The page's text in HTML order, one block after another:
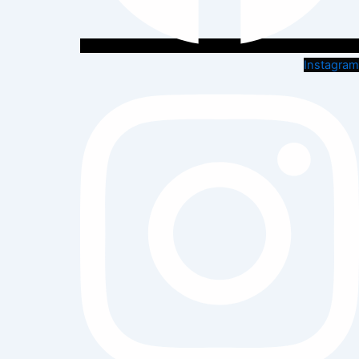
Instagram